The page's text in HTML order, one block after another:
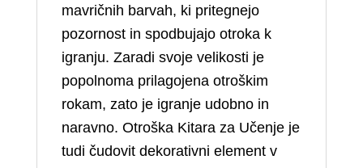
mavričnih barvah, ki pritegnejo
pozornost in spodbujajo otroka k
igranju. Zaradi svoje velikosti je
popolnoma prilagojena otroškim
rokam, zato je igranje udobno in
naravno. Otroška Kitara za Učenje je
tudi čudovit dekorativni element v